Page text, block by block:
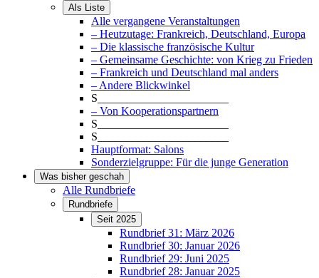
Als Liste
Alle vergangene Veranstaltungen
– Heutzutage: Frankreich, Deutschland, Europa
– Die klassische französische Kultur
– Gemeinsame Geschichte: von Krieg zu Frieden
– Frankreich und Deutschland mal anders
– Andere Blickwinkel
S_______________________
– Von Kooperationspartnern
S_______________________
S_______________________
Hauptformat: Salons
Sonderzielgruppe: Für die junge Generation
Was bisher geschah
Alle Rundbriefe
Rundbriefe
Seit 2025
Rundbrief 31: März 2026
Rundbrief 30: Januar 2026
Rundbrief 29: Juni 2025
Rundbrief 28: Januar 2025